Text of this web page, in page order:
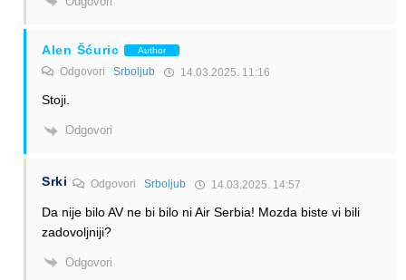
Alen Šćuric Author
Odgovori Srboljub 14.03.2025. 11:16
Stoji.
Odgovori
Srki Odgovori Srboljub 14.03.2025. 14:57
Da nije bilo AV ne bi bilo ni Air Serbia! Mozda biste vi bili
zadovoljniji?
Odgovori